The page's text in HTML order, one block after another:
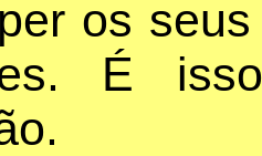
os
É